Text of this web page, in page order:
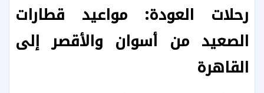
رحلات العودة: مواعيد قطارات
الصعيد من أسوان والأقصر إلى
القاهرة